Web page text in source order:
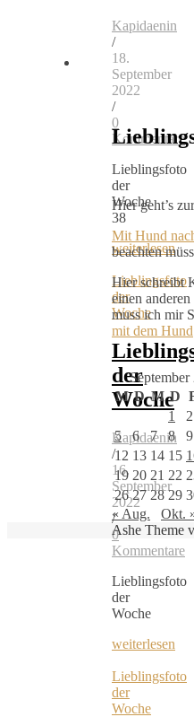
Kapidaenin
/
18.
September
2022
/
0
Kommentare
Lieblingsfoto
der
Woche
38
weiterlesen
Lieblingsfoto
der
Woche
der
Woche
Kapidaenin
/
16.
September
2022
/
0
Kommentare
Lieblingsfoto
der
Woche
weiterlesen
Lieblingsfoto
der
Woche
Hier geht’s zur
Mit Hund
beachten
Hier schreibt
einen
muss ich mir
mit dem Hund
September
M D M D
1
2
5
6 7 8 9
12 13 14 15
19 20 21 22
26 27 28 29
« Aug.
Okt.
Ashe Theme